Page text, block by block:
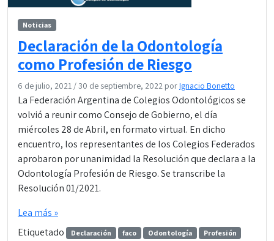
Noticias
Declaración de la Odontología
como Profesión de Riesgo
6 de julio, 2021 /30 de septiembre, 2022 porIgnacio Bonetto
La Federación Argentina de Colegios Odontológicos se
volvió a reunir como Consejo de Gobierno, el día
miércoles 28 de Abril, en formato virtual. En dicho
encuentro, los representantes de los Colegios Federados
aprobaron por unanimidad la Resolución que declara a la
Odontología Profesión de Riesgo. Se transcribe la
Resolución 01/2021.
Lea más »
Etiquetado
Declaración faco Odontología
Profesión